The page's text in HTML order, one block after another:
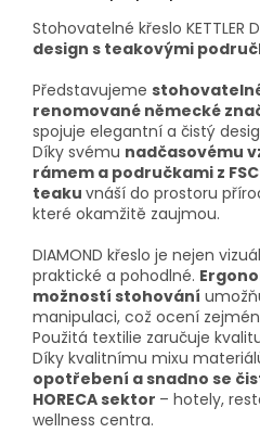
Stohovatelné křeslo KETTLER
design s teakovými
Představujeme
renomované německé
spojuje elegantní a čistý
Díky svému nadčasovému
rámem a područkami z
teaku vnáší do prostoru
které okamžitě zaujmou.
DIAMOND křeslo je nejen
praktické a pohodlné.
možností stohování
manipulaci, což ocení
Použitá textilie zaručuje
Díky kvalitnímu mixu
opotřebení a snadno se
HORECA sektor – hotely,
wellness centra.